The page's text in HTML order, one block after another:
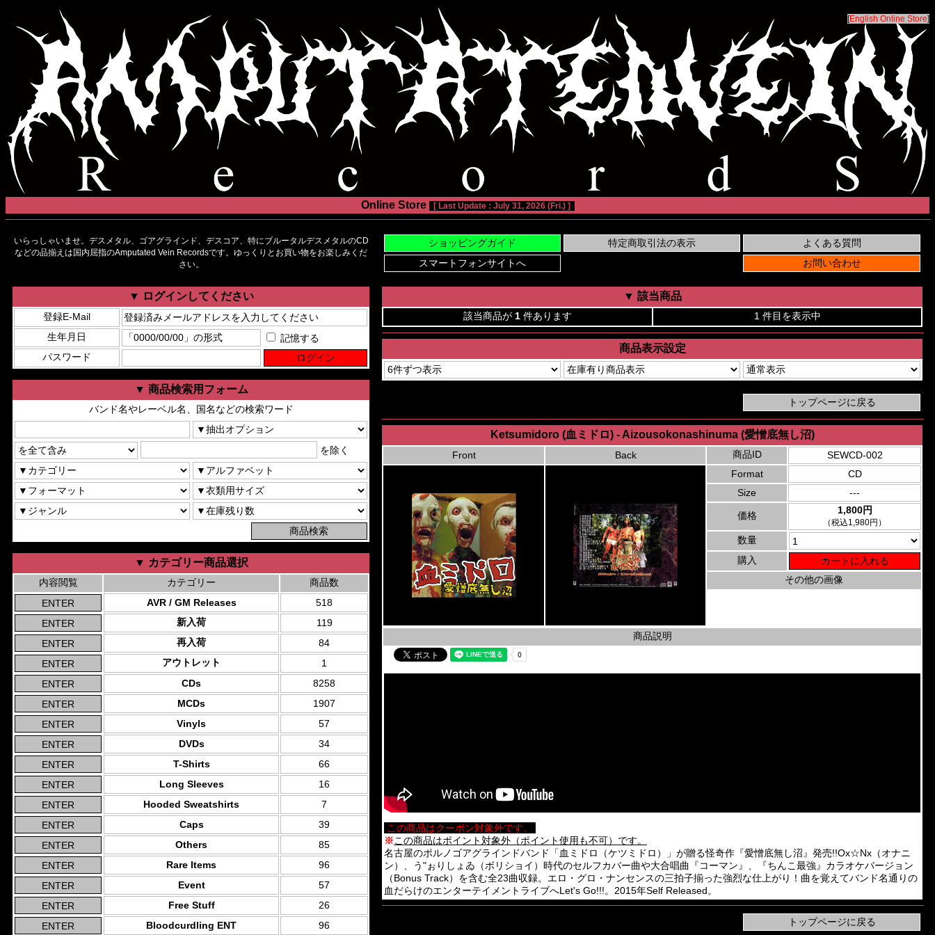
[English Online Store]
Online Store [ Last Update : July 31, 2026 (Fri.) ]
いらっしゃいませ。デスメタル、ゴアグラインド、デスコア、特にブルータルデスメタルのCD
などの品揃えは国内屈指のAmputated Vein Recordsです。ゆっくりとお買い物をお楽しみくだ
さい。
▼ ログインしてください
登録E-Mail
生年月日
記憶する
パスワード
▼ 商品検索用フォーム
バンド名やレーベル名、国名などの検索ワード
を除く
▼ カテゴリー商品選択
内容閲覧 カテゴリー
商品数
AVR / GM Releases
518
新入荷
119
再入荷
84
アウトレット
1
CDs
8258
MCDs
1907
Vinyls
57
DVDs
34
T-Shirts
66
Long Sleeves
16
Hooded Sweatshirts
7
Caps
39
Others
85
Rare Items
96
Event
57
Free Stuff
26
Bloodcurdling ENT
96
▼ 該当商品
該当商品が 1 件あります 1 件目を表示中
商品表示設定
Ketsumidoro (血ミドロ) - Aizousokonashinuma (愛憎底無し沼)
Front Back 商品ID
SEWCD-002
Format
CD
Size
---
価格 1,800円
（税込1,980円）
数量
購入
その他の画像
商品説明
この商品はクーポン対象外です。
※この商品はポイント対象外（ポイント使用も不可）です。
名古屋のポルノゴアグラインドバンド「血ミドロ（ケツミドロ）」が贈る怪奇作『愛憎底無し沼』発売!!Ox☆Nx（オナニ
ン）、う"ぉりしょゐ（ボリショイ）時代のセルフカバー曲や大合唱曲『コーマン』、『ちんこ最強』カラオケバージョン
（Bonus Track）を含む全23曲収録。エロ・グロ・ナンセンスの三拍子揃った強烈な仕上がり！曲を覚えてバンド名通りの
血だらけのエンターテイメントライブへLet's Go!!!。2015年Self Released。